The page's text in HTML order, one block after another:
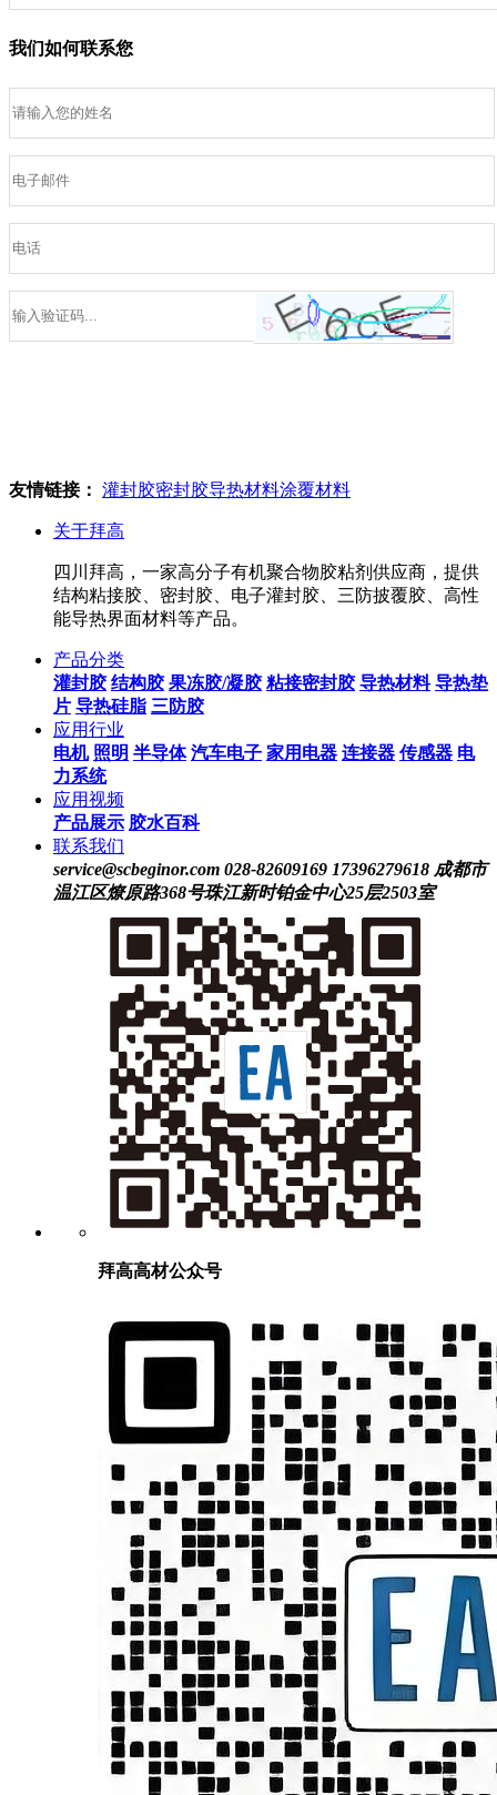
我们如何联系您
友情链接： 灌封胶密封胶导热材料涂覆材料
关于拜高
四川拜高，一家高分子有机聚合物胶粘剂供应商，提供
结构粘接胶、密封胶、电子灌封胶、三防披覆胶、高性
能导热界面材料等产品。
产品分类
灌封胶 结构胶 果冻胶/凝胶 粘接密封胶 导热材料 导热垫
片 导热硅脂 三防胶
应用行业
电机 照明 半导体 汽车电子 家用电器 连接器 传感器 电
力系统
应用视频
产品展示 胶水百科
联系我们
service@scbeginor.com 028-82609169 17396279618 成都市
温江区燎原路368号珠江新时铂金中心25层2503室
拜高高材公众号